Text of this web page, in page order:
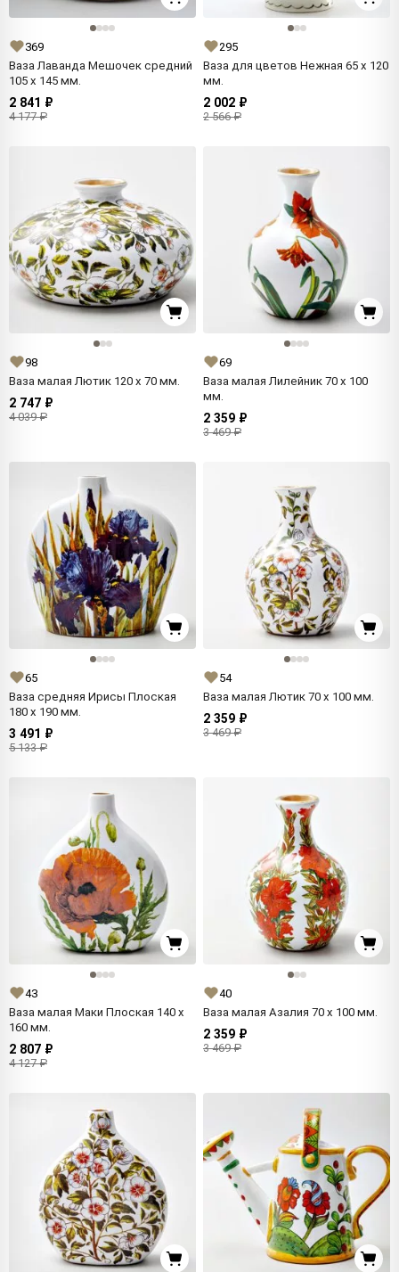
369
Ваза Лаванда Мешочек средний
105 x 145 мм.
2 841 ₽
4 177 ₽
295
Ваза для цветов Нежная 65 x 120
мм.
2 002 ₽
2 566 ₽
98
Ваза малая Лютик 120 x 70 мм.
2 747 ₽
4 039 ₽
69
Ваза малая Лилейник 70 x 100
мм.
2 359 ₽
3 469 ₽
65
Ваза средняя Ирисы Плоская
180 x 190 мм.
3 491 ₽
5 133 ₽
54
Ваза малая Лютик 70 x 100 мм.
2 359 ₽
3 469 ₽
43
Ваза малая Маки Плоская 140 x
160 мм.
2 807 ₽
4 127 ₽
40
Ваза малая Азалия 70 x 100 мм.
2 359 ₽
3 469 ₽